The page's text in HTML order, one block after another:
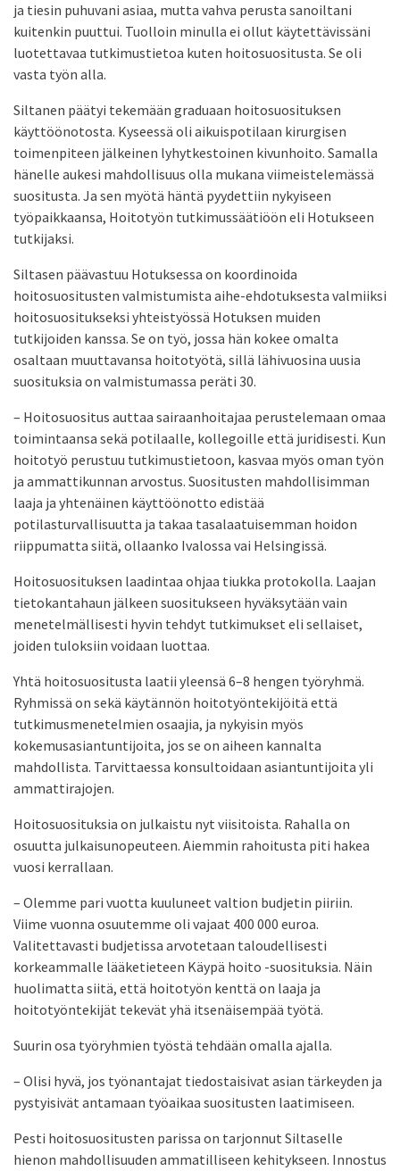
ja tiesin puhuvani asiaa, mutta vahva perusta sanoiltani
kuitenkin puuttui. Tuolloin minulla ei ollut käytettävissäni
luotettavaa tutkimustietoa kuten hoitosuositusta. Se oli
vasta työn alla.
Siltanen päätyi tekemään graduaan hoitosuosituksen
käyttöönotosta. Kyseessä oli aikuispotilaan kirurgisen
toimenpiteen jälkeinen lyhytkestoinen kivunhoito. Samalla
hänelle aukesi mahdollisuus olla mukana viimeistelemässä
suositusta. Ja sen myötä häntä pyydettiin nykyiseen
työpaikkaansa, Hoitotyön tutkimussäätiöön eli Hotukseen
tutkijaksi.
Siltasen päävastuu Hotuksessa on koordinoida
hoitosuositusten valmistumista aihe-ehdotuksesta valmiiksi
hoitosuositukseksi yhteistyössä Hotuksen muiden
tutkijoiden kanssa. Se on työ, jossa hän kokee omalta
osaltaan muuttavansa hoitotyötä, sillä lähivuosina uusia
suosituksia on valmistumassa peräti 30.
– Hoitosuositus auttaa sairaanhoitajaa perustelemaan omaa
toimintaansa sekä potilaalle, kollegoille että juridisesti. Kun
hoitotyö perustuu tutkimustietoon, kasvaa myös oman työn
ja ammattikunnan arvostus. Suositusten mahdollisimman
laaja ja yhtenäinen käyttöönotto edistää
potilasturvallisuutta ja takaa tasalaatuisemman hoidon
riippumatta siitä, ollaanko Ivalossa vai Helsingissä.
Hoitosuosituksen laadintaa ohjaa tiukka protokolla. Laajan
tietokantahaun jälkeen suositukseen hyväksytään vain
menetelmällisesti hyvin tehdyt tutkimukset eli sellaiset,
joiden tuloksiin voidaan luottaa.
Yhtä hoitosuositusta laatii yleensä 6–8 hengen työryhmä.
Ryhmissä on sekä käytännön hoitotyöntekijöitä että
tutkimusmenetelmien osaajia, ja nykyisin myös
kokemusasiantuntijoita, jos se on aiheen kannalta
mahdollista. Tarvittaessa konsultoidaan asiantuntijoita yli
ammattirajojen.
Hoitosuosituksia on julkaistu nyt viisitoista. Rahalla on
osuutta julkaisunopeuteen. Aiemmin rahoitusta piti hakea
vuosi kerrallaan.
– Olemme pari vuotta kuuluneet valtion budjetin piiriin.
Viime vuonna osuutemme oli vajaat 400 000 euroa.
Valitettavasti budjetissa arvotetaan taloudellisesti
korkeammalle lääketieteen Käypä hoito -suosituksia. Näin
huolimatta siitä, että hoitotyön kenttä on laaja ja
hoitotyöntekijät tekevät yhä itsenäisempää työtä.
Suurin osa työryhmien työstä tehdään omalla ajalla.
– Olisi hyvä, jos työnantajat tiedostaisivat asian tärkeyden ja
pystyisivät antamaan työaikaa suositusten laatimiseen.
Pesti hoitosuositusten parissa on tarjonnut Siltaselle
hienon mahdollisuuden ammatilliseen kehitykseen. Innostus